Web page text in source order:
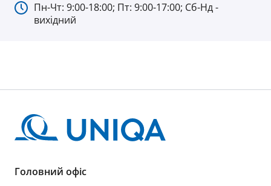
Пн-Чт: 9:00-18:00; Пт: 9:00-17:00; Сб-Нд -
вихідний
Головний офіс